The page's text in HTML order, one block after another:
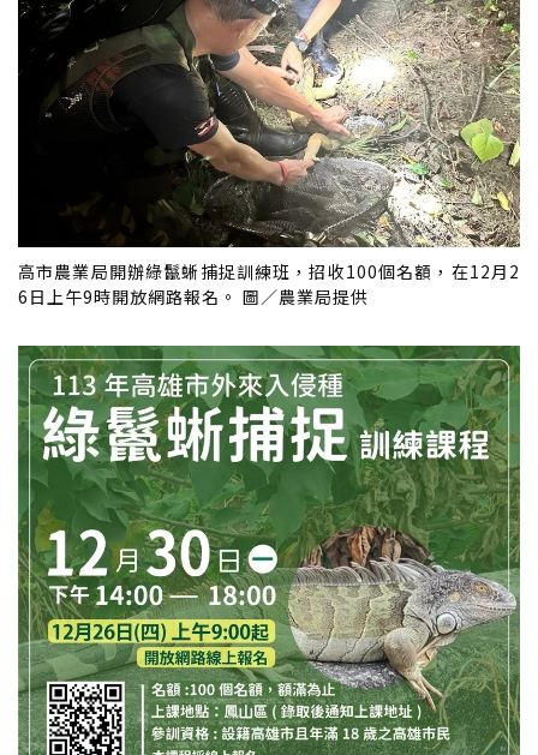
高市農業局開辦綠鬣蜥捕捉訓練班，招收100個名額，在12月2
6日上午9時開放網路報名。 圖／農業局提供